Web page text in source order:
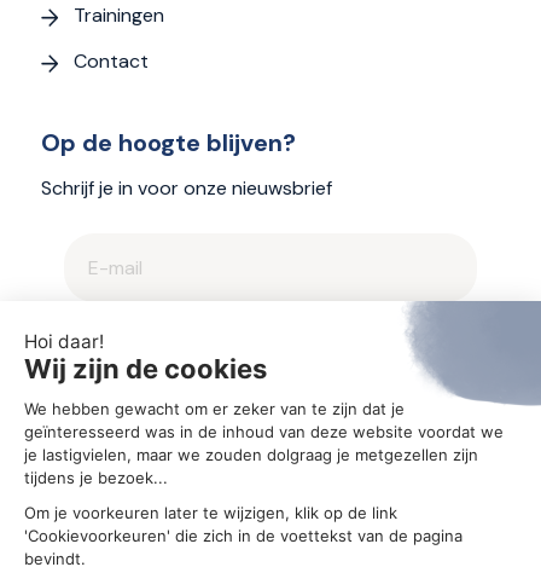
Trainingen
Contact
Op de hoogte blijven?
Schrijf je in voor onze nieuwsbrief